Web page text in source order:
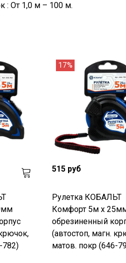
: От 1,0 м – 100 м.
782)
17%
515 руб
Рулетка КОБАЛЬТ
Комфорт 5м x
обрезиненный
(автостоп, магн.
матов. покр (646-